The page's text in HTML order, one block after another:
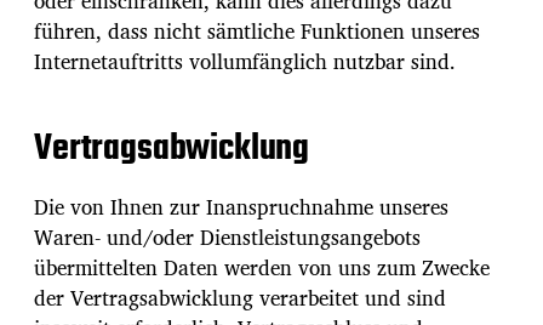
führen, dass nicht sämtliche Funktionen unseres
Internetauftritts vollumfänglich nutzbar sind.
Vertragsabwicklung
Die von Ihnen zur Inanspruchnahme unseres
Waren- und/oder Dienstleistungsangebots
übermittelten Daten werden von uns zum Zwecke
der Vertragsabwicklung verarbeitet und sind